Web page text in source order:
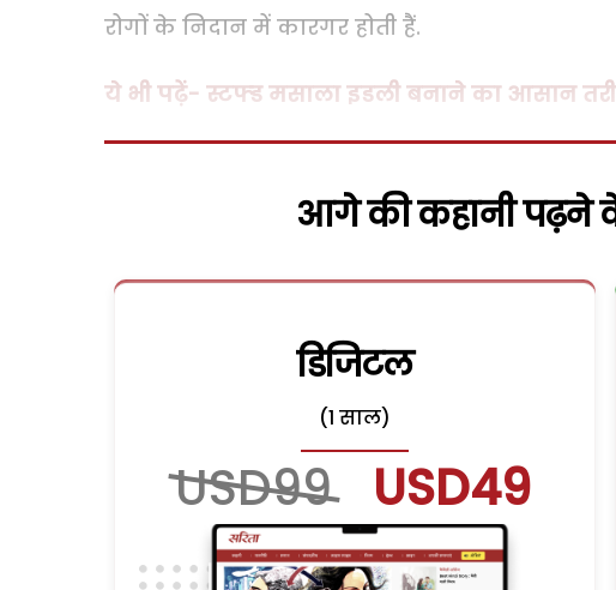
रोगों के निदान में कारगर होती हैं.
ये भी पढ़ें- स्टफ्ड मसाला इडली बनाने का आसान
आगे की कहानी पढ़ने
डिजिटल
(1 साल)
USD99 USD49